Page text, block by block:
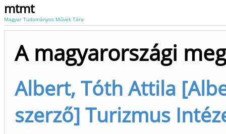
mtmt
Magyar Tudományos Művek Tára
A magyarországi
Albert, Tóth Attila
szerző] Turizmus